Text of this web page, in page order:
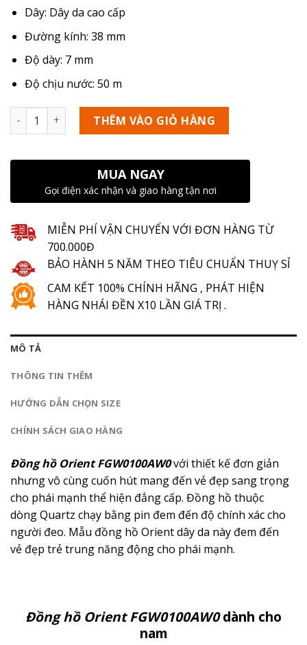
Dây: Dây da cao cấp
Đường kính: 38 mm
Độ dày: 7 mm
Độ chịu nước: 50 m
Số lượng THÊM VÀO GIỎ HÀNG
MUA NGAY
Gọi điện xác nhận và giao hàng tận nơi
MIỄN PHÍ VẬN CHUYỂN VỚI ĐƠN HÀNG TỪ
700.000Đ
BẢO HÀNH 5 NĂM THEO TIÊU CHUẨN THUỴ SỈ
CAM KẾT 100% CHÍNH HÃNG , PHÁT HIỆN
HÀNG NHÁI ĐỀN X10 LẦN GIÁ TRỊ .
MÔ TẢ
THÔNG TIN THÊM
HƯỚNG DẪN CHỌN SIZE
CHÍNH SÁCH GIAO HÀNG
Đồng hồ OrientFGW0100AW0với thiết kế đơn giản
nhưng vô cùng cuốn hút mang đến vẻ đẹp sang trọng
cho phái mạnh thể hiện đẳng cấp. Đồng hồ thuộc
dòng Quartz chạy bằng pin đem đến độ chính xác cho
người đeo. Mẫu đồng hồ Orient dây da này đem đến
vẻ đẹp trẻ trung năng động cho phái mạnh.
Đồng hồ Orient FGW0100AW0dành cho
nam